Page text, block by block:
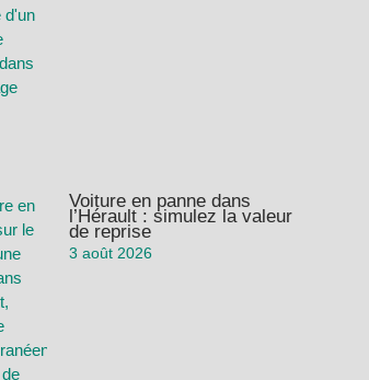
Voiture en panne dans
l’Hérault : simulez la valeur
de reprise
3 août 2026